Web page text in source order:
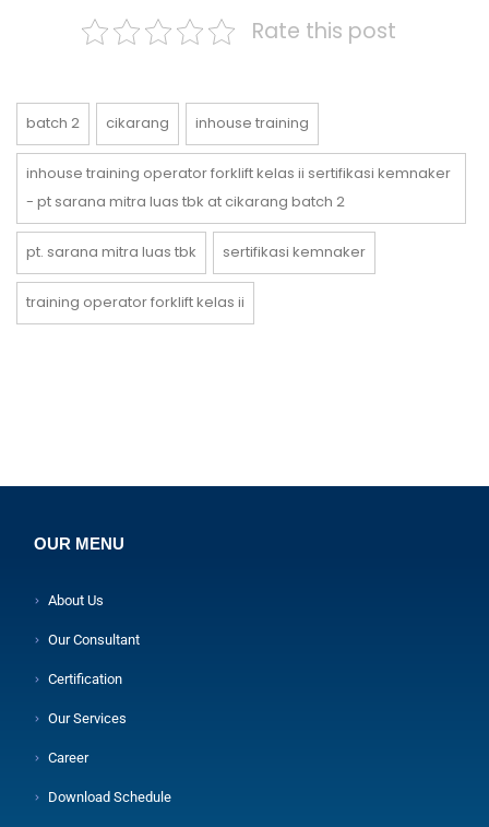
Rate this post
batch 2 cikarang inhouse training
inhouse training operator forklift kelas ii sertifikasi kemnaker
- pt sarana mitra luas tbk at cikarang batch 2
pt. sarana mitra luas tbk sertifikasi kemnaker
training operator forklift kelas ii
OUR MENU
About Us
Our Consultant
Certification
Our Services
Career
Download Schedule